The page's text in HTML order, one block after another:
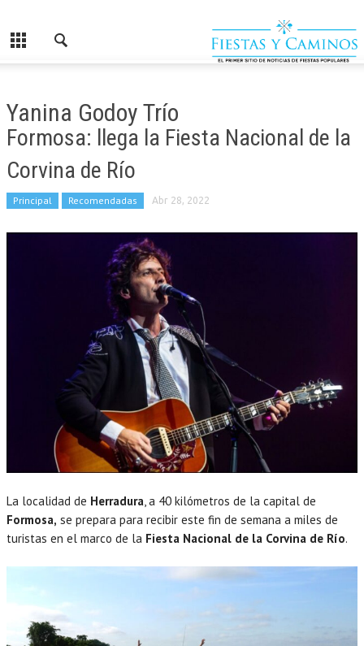
Yanina Godoy Trío
Formosa: llega la Fiesta Nacional de la
Corvina de Río
Principal Recomendadas Abr 28, 2022
La localidad de Herradura , a 40 kilómetros de la capital de
Formosa, se prepara para recibir este fin de semana a miles de
turistas en el marco de la Fiesta Nacional de la Corvina de Río.